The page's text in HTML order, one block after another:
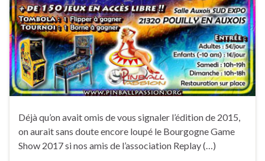
Déjà qu’on avait omis de vous signaler l’édition de 2015,
on aurait sans doute encore loupé le Bourgogne Game
Show 2017 si nos amis de l’association Replay (…)